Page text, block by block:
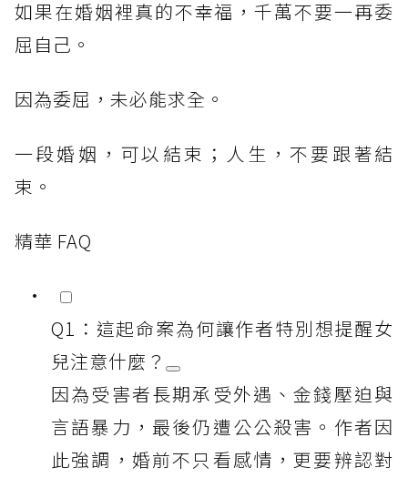
如果在婚姻裡真的不幸福，千萬不要一再委
屈自己。
因為委屈，未必能求全。
一段婚姻，可以結束；人生，不要跟著結
束。
精華 FAQ
Q1：這起命案為何讓作者特別想提醒女
兒注意什麼？
因為受害者長期承受外遇、金錢壓迫與
言語暴力，最後仍遭公公殺害。作者因
此強調，婚前不只看感情，更要辨認對